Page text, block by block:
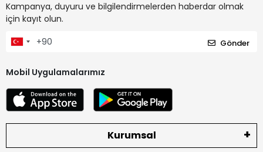
Kampanya, duyuru ve bilgilendirmelerden haberdar olmak
için kayıt olun.
Gönder
Mobil Uygulamalarımız
Kurumsal